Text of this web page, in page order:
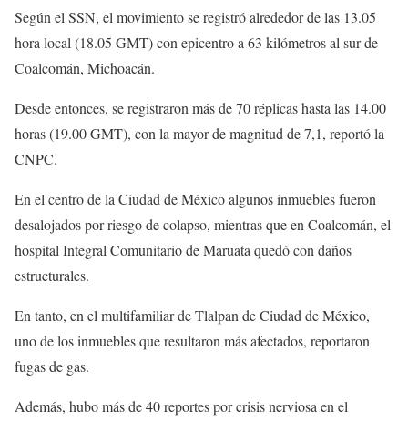
Según el SSN, el movimiento se registró alrededor de las 13.05
hora local (18.05 GMT) con epicentro a 63 kilómetros al sur de
Coalcomán, Michoacán.
Desde entonces, se registraron más de 70 réplicas hasta las 14.00
horas (19.00 GMT), con la mayor de magnitud de 7,1, reportó la
CNPC.
En el centro de la Ciudad de México algunos inmuebles fueron
desalojados por riesgo de colapso, mientras que en Coalcomán, el
hospital Integral Comunitario de Maruata quedó con daños
estructurales.
En tanto, en el multifamiliar de Tlalpan de Ciudad de México,
uno de los inmuebles que resultaron más afectados, reportaron
fugas de gas.
Además, hubo más de 40 reportes por crisis nerviosa en el